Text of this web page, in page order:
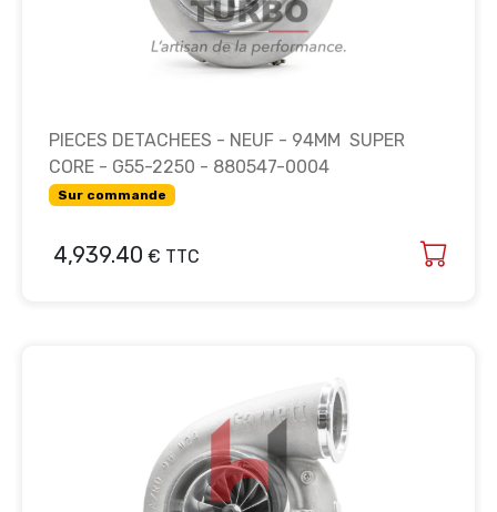
PIECES DETACHEES - NEUF - 94MM SUPER
CORE - G55-2250 - 880547-0004
Sur commande
4,939.40 € TTC